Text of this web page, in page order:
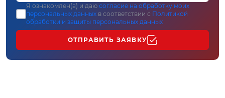
Я ознакомлен(а) и даю согласие на обработку моих
персональных данных в соответствии с Политикой
обработки и защиты персональных данных
ОТПРАВИТЬ ЗАЯВКУ